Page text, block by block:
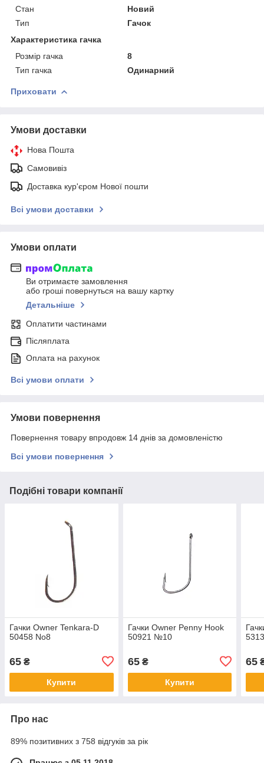
Стан
Новий
Тип
Гачок
Характеристика гачка
Розмір гачка
8
Тип гачка
Одинарний
Приховати
Умови доставки
Нова Пошта
Самовивіз
Доставка кур'єром Нової пошти
Всі умови доставки
Умови оплати
Ви отримаєте замовлення
або гроші повернуться на вашу картку
Детальніше
Оплатити частинами
Післяплата
Оплата на рахунок
Всі умови оплати
Умови повернення
Повернення товару впродовж 14 днів за домовленістю
Всі умови повернення
Подібні товари компанії
Гачки Owner Tenkara-D
50458 No8
65 ₴
Купити
Гачки Owner Penny Hook
50921 №10
65₴
Купити
65
Про нас
89% позитивних з 758 відгуків за рік